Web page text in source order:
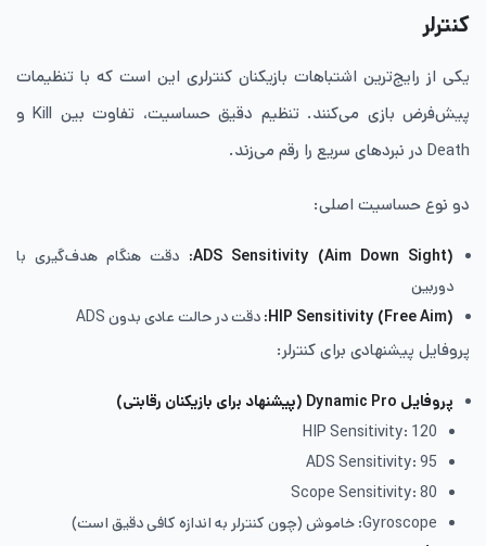
کنترلر
یکی از رایج‌ترین اشتباهات بازیکنان کنترلری این است که با تنظیمات
پیش‌فرض بازی می‌کنند. تنظیم دقیق حساسیت، تفاوت بین Kill و
Death در نبردهای سریع را رقم می‌زند.
دو نوع حساسیت اصلی:
ADS Sensitivity (Aim Down Sight)
: دقت هنگام هدف‌گیری با
دوربین
HIP Sensitivity (Free Aim)
: دقت در حالت عادی بدون ADS
پروفایل پیشنهادی برای کنترلر:
پروفایل
(پیشنهاد برای بازیکنان رقابتی)
HIP Sensitivity: 120
ADS Sensitivity: 95
Scope Sensitivity: 80
Gyroscope: خاموش (چون کنترلر به اندازه کافی دقیق است)